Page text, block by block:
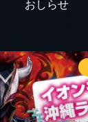
おしらせ